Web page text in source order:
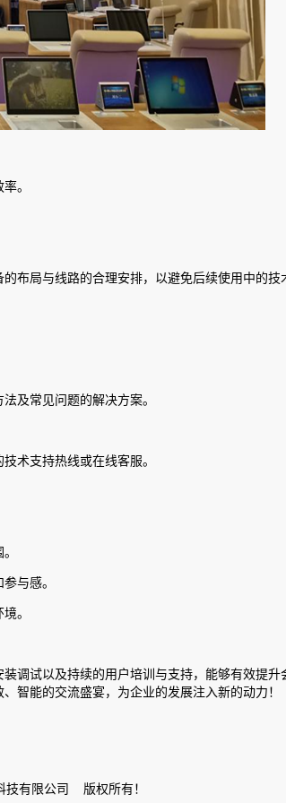
。
布局与线路的合理安排，以避免后续使用中的技
及常见问题的解决方案。
术支持热线或在线客服。
与感。
。
调试以及持续的用户培训与支持，能够有效提
智能的交流盛宴，为企业的发展注入新的动力！
技有限公司 版权所有！